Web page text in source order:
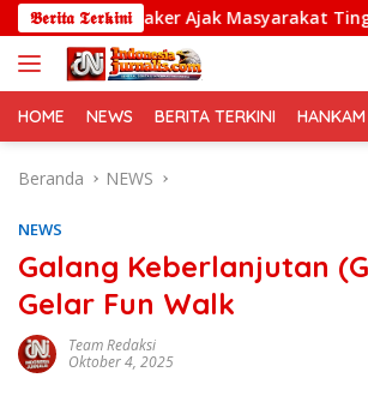
Langsung
ke
konten
𝕭𝖊𝖗𝖎𝖙𝖆 𝕿𝖊𝖗𝖐𝖎𝖓𝖎
Ajak Masyarakat Tingkatkan
HOME NEWS BERITA TERKINI HANKAM
Beranda NEWS
NEWS
Galang Keberlanjutan
Gelar Fun Walk
Team Redaksi
Oktober 4, 2025